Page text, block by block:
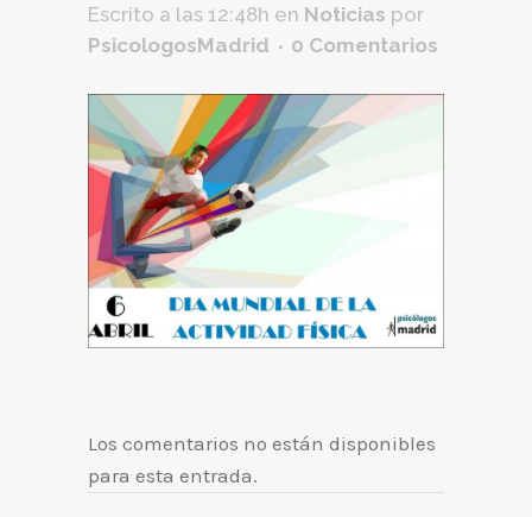
Escrito a las 12:48h en Noticias por
PsicologosMadrid
0 Comentarios
Los comentarios no están disponibles
para esta entrada.